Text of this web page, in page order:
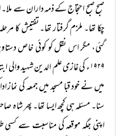
صبح صبح احتجاج کے ذمہ داران سے
گئی، مگر اس نقل کو کوئی خاص
۱۹۲۹ء کی غازی علم الدین شہید
میں نے خود قبا مسجد میں جمعہ کی
سنا۔ مسئلہ ہی کچھ ایسا تھا۔ پھر شاہ
اپنی جگہ موقعہ کی مناسبت سے